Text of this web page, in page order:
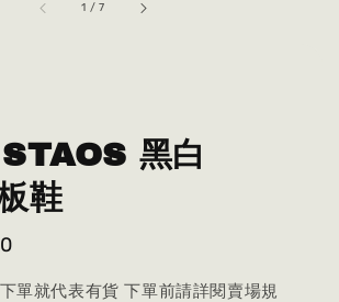
1 /7
黑白
鞋
單就代表有貨 下單前請詳閱賣場規